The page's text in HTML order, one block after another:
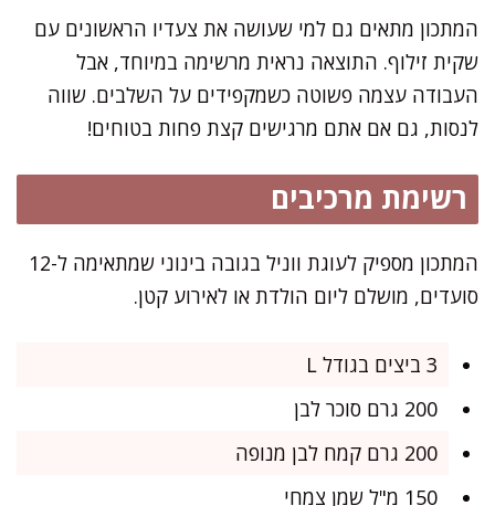
המתכון מתאים גם למי שעושה את צעדיו הראשונים עם
שקית זילוף. התוצאה נראית מרשימה במיוחד, אבל
העבודה עצמה פשוטה כשמקפידים על השלבים. שווה
לנסות, גם אם אתם מרגישים קצת פחות בטוחים!
רשימת מרכיבים
המתכון מספיק לעוגת ווניל בגובה בינוני שמתאימה ל-12
סועדים, מושלם ליום הולדת או לאירוע קטן.
3 ביצים בגודל L
200 גרם סוכר לבן
200 גרם קמח לבן מנופה
150 מ"ל שמן צמחי